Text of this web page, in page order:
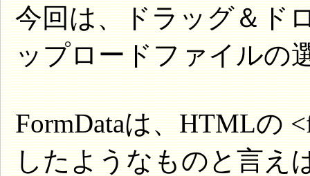
今回は、ドラッグ＆ド
ップロードファイルの
FormDataは、HTMLの
したようなものと言え